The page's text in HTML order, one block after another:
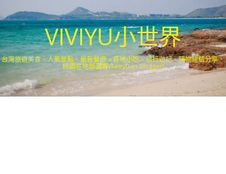
VIVIYU小世界
台灣旅遊美食、人氣景點、最新餐廳、各地小吃、旅行遊記、購物經驗分享．
桃園在地部落客(Taoyuan Blogger)